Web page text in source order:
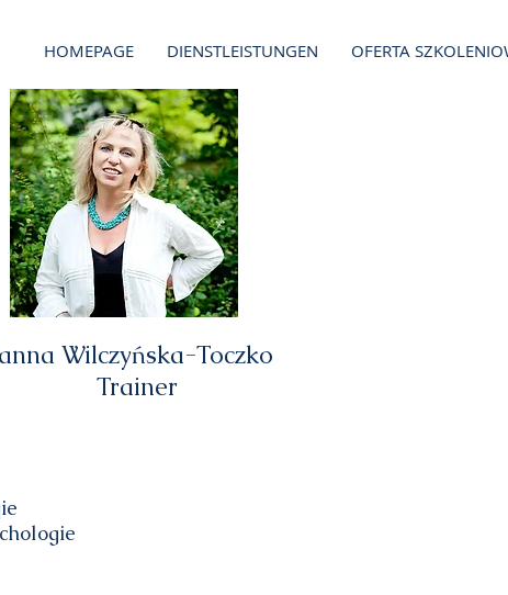
HOMEPAGE DIENSTLEISTUNGEN OFERTA
Wilczyńska-Toczko